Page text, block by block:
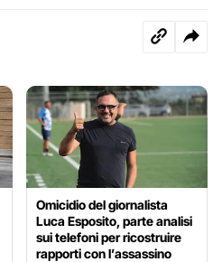
Omicidio del giornalista
Luca Esposito, parte analisi
sui telefoni per ricostruire
rapporti con l’assassino